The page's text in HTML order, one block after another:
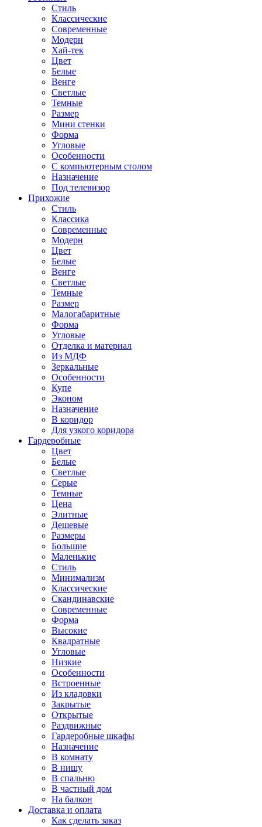
Стиль
Классические
Современные
Модерн
Хай-тек
Цвет
Белые
Венге
Светлые
Темные
Размер
Мини стенки
Форма
Угловые
Особенности
С компьютерным столом
Назначение
Под телевизор
Прихожие
Стиль
Классика
Современные
Модерн
Цвет
Белые
Венге
Светлые
Темные
Размер
Малогабаритные
Форма
Угловые
Отделка и материал
Из МДФ
Зеркальные
Особенности
Купе
Эконом
Назначение
В коридор
Для узкого коридора
Гардеробные
Цвет
Белые
Светлые
Серые
Темные
Цена
Элитные
Дешевые
Размеры
Большие
Маленькие
Стиль
Минимализм
Классические
Скандинавские
Современные
Форма
Высокие
Квадратные
Угловые
Низкие
Особенности
Встроенные
Из кладовки
Закрытые
Открытые
Раздвижные
Гардеробные шкафы
Назначение
В комнату
В нишу
В спальню
В частный дом
На балкон
Доставка и оплата
Как сделать заказ